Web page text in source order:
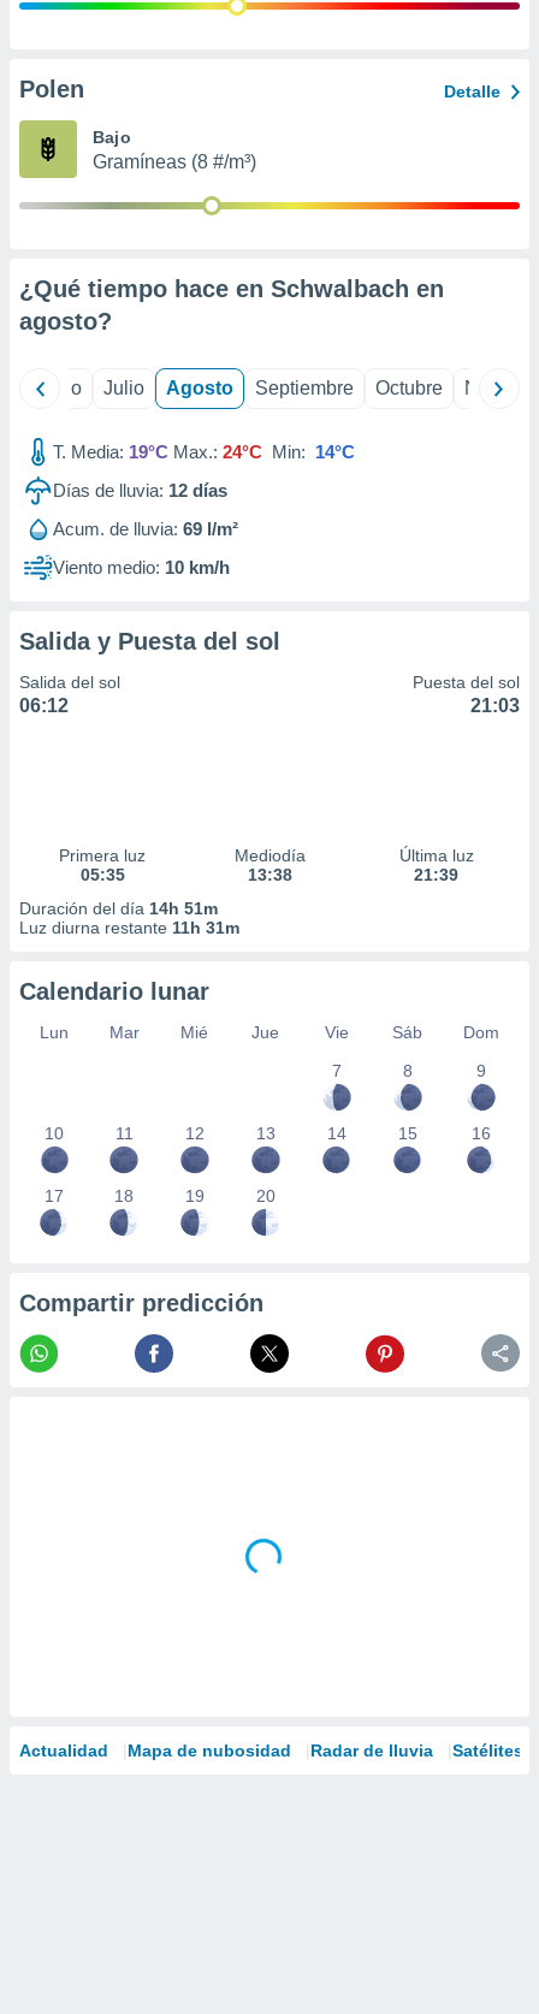
e
publicidad
Polen Detalle
Bajo
Gramíneas (8 #/m³)
¿Qué tiempo hace en Schwalbach en
agosto?
Junio Julio Agosto Septiembre Octubre
T. Media: 19°C Max.: 24°C Min: 14°C
Días de lluvia: 12 días
Acum. de lluvia: 69 l/m²
Viento medio: 10 km/h
Salida y Puesta del sol
Salida del sol
06:12
Puesta del sol
21:03
Primera luz
05:35
Mediodía
13:38
Última luz
21:39
Duración del día 14h 51m
Luz diurna restante 11h 31m
Calendario lunar
Lun Mar Mié Jue Vie Sáb
Dom
7
8 9
10 11 12 13 14 15 16
17 18 19 20
Compartir predicción
Actualidad Mapa de nubosidad Radar de lluvia Satélites